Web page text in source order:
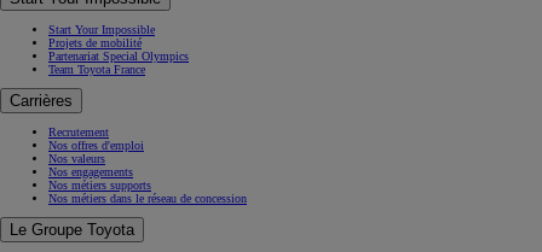
Start Your Impossible
Projets de mobilité
Partenariat Special Olympics
Team Toyota France
Carrières
Recrutement
Nos offres d'emploi
Nos valeurs
Nos engagements
Nos métiers supports
Nos métiers dans le réseau de concession
Le Groupe Toyota